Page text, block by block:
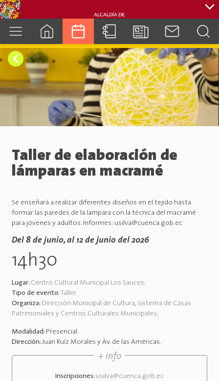
cuenca.gob.ec
Taller de elaboración de
lámparas en macramé
Se enseñará a realizar diferentes diseños en el tejido hasta
formar las paredes de la lampara con la técnica del macramé
para jóvenes y adultos. Informes: usilva@cuenca.gob.ec
Del 8 de junio, al 12 de junio del 2026
14h30
Lugar: Centro Cultural Municipal Los Sauces.
Tipo de evento: Taller.
Organiza: Dirección Municipal de Cultura, Sistema de Casas
Patrimoniales y Centros Culturales Municipales.
Modalidad: Presencial.
Dirección:Juan Ruíz Morales y Av. de las Américas.
+ info
Inscripciones: usilva@cuenca.gob.ec